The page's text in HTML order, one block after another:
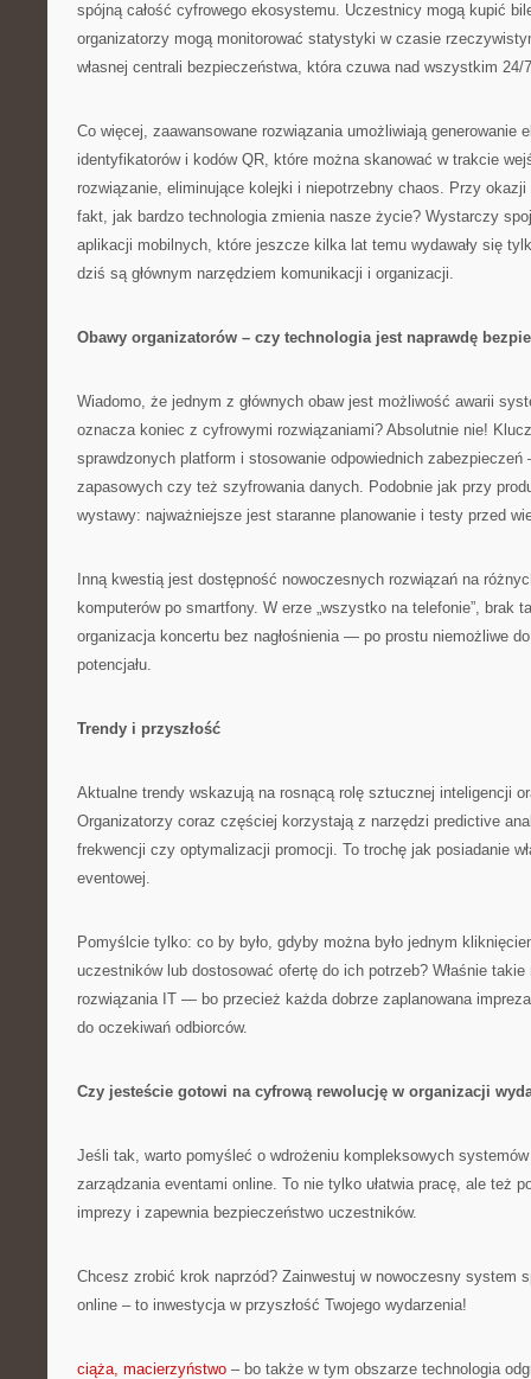
spójną całość cyfrowego ekosystemu. Uczestnicy mogą kupić
organizatorzy mogą monitorować statystyki w czasie
własnej centrali bezpieczeństwa, która czuwa nad wszystkim 24/
Co więcej, zaawansowane rozwiązania umożliwiają generowanie
identyfikatorów i kodów QR, które można skanować w trakcie
rozwiązanie, eliminujące kolejki i niepotrzebny chaos. Przy
fakt, jak bardzo technologia zmienia nasze życie? Wystarczy
aplikacji mobilnych, które jeszcze kilka lat temu wydawały się
dziś są głównym narzędziem komunikacji i organizacji.
Obawy organizatorów – czy technologia jest naprawdę
Wiadomo, że jednym z głównych obaw jest możliwość awarii
oznacza koniec z cyfrowymi rozwiązaniami? Absolutnie nie!
sprawdzonych platform i stosowanie odpowiednich
zapasowych czy też szyfrowania danych. Podobnie jak przy
wystawy: najważniejsze jest staranne planowanie i testy przed
Inną kwestią jest dostępność nowoczesnych rozwiązań na
komputerów po smartfony. W erze „wszystko na telefonie”, brak
organizacja koncertu bez nagłośnienia — po prostu niemożliwe
potencjału.
Trendy i przyszłość
Aktualne trendy wskazują na rosnącą rolę sztucznej inteligencji
Organizatorzy coraz częściej korzystają z narzędzi predictive
frekwencji czy optymalizacji promocji. To trochę jak posiadanie
eventowej.
Pomyślcie tylko: co by było, gdyby można było jednym
uczestników lub dostosować ofertę do ich potrzeb? Właśnie
rozwiązania IT — bo przecież każda dobrze zaplanowana
do oczekiwań odbiorców.
Czy jesteście gotowi na cyfrową rewolucję w organizacji
Jeśli tak, warto pomyśleć o wdrożeniu kompleksowych
zarządzania eventami online. To nie tylko ułatwia pracę, ale też
imprezy i zapewnia bezpieczeństwo uczestników.
Chcesz zrobić krok naprzód? Zainwestuj w nowoczesny system
online – to inwestycja w przyszłość Twojego wydarzenia!
ciąża, macierzyństwo – bo także w tym obszarze technologia